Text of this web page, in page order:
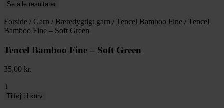
Se alle resultater
Forside / Garn / Bæredygtigt garn / Tencel Bamboo Fine / Tencel
Bamboo Fine – Soft Green
Tencel Bamboo Fine – Soft Green
35,00 kr.
Tencel
Bamboo
Tilføj til kurv